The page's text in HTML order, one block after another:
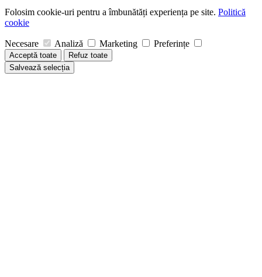
Folosim cookie-uri pentru a îmbunătăți experiența pe site. Politică
cookie
Necesare Analiză Marketing Preferințe
Acceptă toate
Refuz toate
Salvează selecția